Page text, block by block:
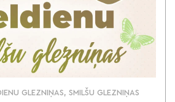
GLEZNIŅAS, SMILŠU GLEZNIŅAS